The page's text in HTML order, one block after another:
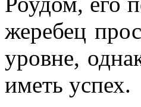
жеребец
уровне,
иметь успех.